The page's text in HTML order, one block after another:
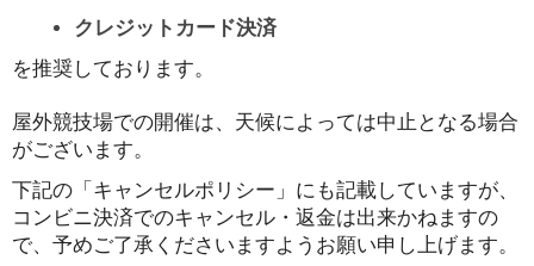
クレジットカード決済
を推奨しております。
屋外競技場での開催は、天候によっては中止となる場合
がございます。
下記の「キャンセルポリシー」にも記載していますが、
コンビニ決済でのキャンセル・返金は出来かねますの
で、予めご了承くださいますようお願い申し上げます。